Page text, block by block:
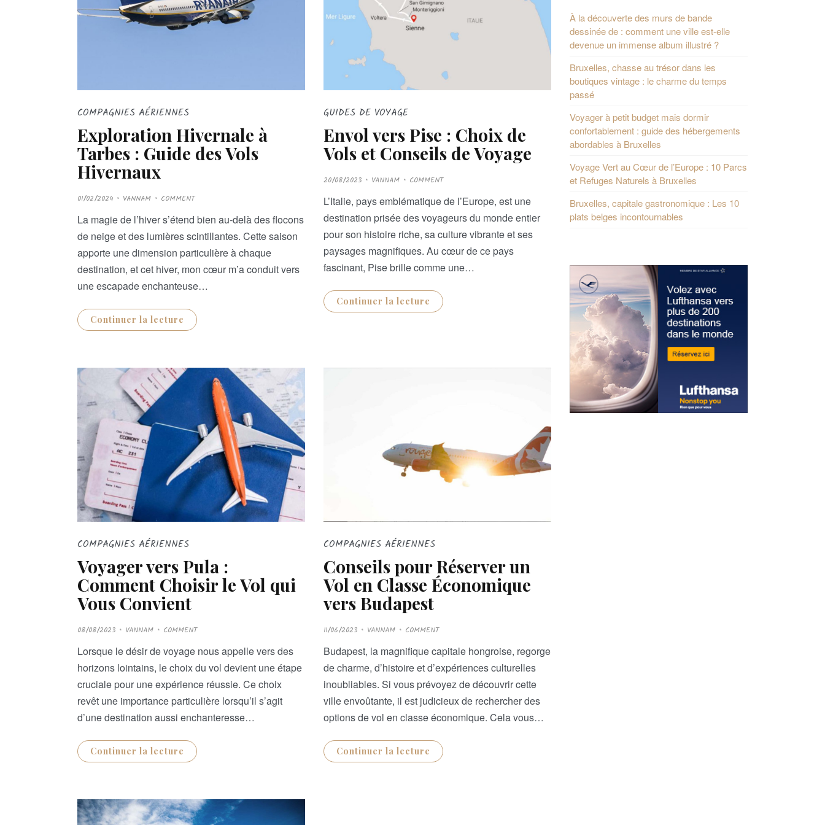
COMPAGNIES AÉRIENNES
Exploration Hivernale à
Tarbes : Guide des Vols
Hivernaux
P
O
T
E
D
O
01/02/2024 VANNAM COMMENT
La magie de l’hiver s’étend bien au-delà des flocons
de neige et des lumières scintillantes. Cette saison
apporte une dimension particulière à chaque
destination, et cet hiver, mon cœur m’a conduit vers
une escapade enchanteuse…
Continuer la lecture
GUIDES DE VOYAGE
Envol vers Pise : Choix de
Vols et Conseils de Voyage
P
O
T
E
D
O
20/08/2023 VANNAM COMMENT
L’Italie, pays emblématique de l’Europe, est une
destination prisée des voyageurs du monde entier
pour son histoire riche, sa culture vibrante et ses
paysages magnifiques. Au cœur de ce pays
fascinant, Pise brille comme une…
Continuer la lecture
COMPAGNIES AÉRIENNES
Voyager vers Pula :
Comment Choisir le Vol qui
Vous Convient
P
O
T
E
D
O
08/08/2023 VANNAM COMMENT
Lorsque le désir de voyage nous appelle vers des
horizons lointains, le choix du vol devient une étape
cruciale pour une expérience réussie. Ce choix
revêt une importance particulière lorsqu’il s’agit
d’une destination aussi enchanteresse…
Continuer la lecture
COMPAGNIES AÉRIENNES
Conseils pour Réserver un
Vol en Classe Économique
vers Budapest
P
O
T
E
D
O
N
11/06/2023 VANNAM COMMENT
Budapest, la magnifique capitale hongroise, regorge
de charme, d’histoire et d’expériences culturelles
inoubliables. Si vous prévoyez de découvrir cette
ville envoûtante, il est judicieux de rechercher des
options de vol en classe économique. Cela vous…
Continuer la lecture
À la découverte des murs de bande
dessinée de : comment une ville est-elle
devenue un immense album illustré ?
Bruxelles, chasse au trésor dans les
boutiques vintage : le charme du temps
passé
Voyager à petit budget mais dormir
confortablement : guide des hébergements
abordables à Bruxelles
Voyage Vert au Cœur de l’Europe : 10 Parcs
et Refuges Naturels à Bruxelles
Bruxelles, capitale gastronomique : Les 10
plats belges incontournables